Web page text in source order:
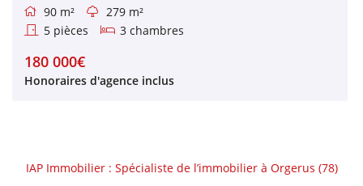
 90 m²  279 m²
 5 pièces  3 chambres
180 000€
Honoraires d'agence inclus
IAP Immobilier : Spécialiste de l’immobilier à Orgerus (78)